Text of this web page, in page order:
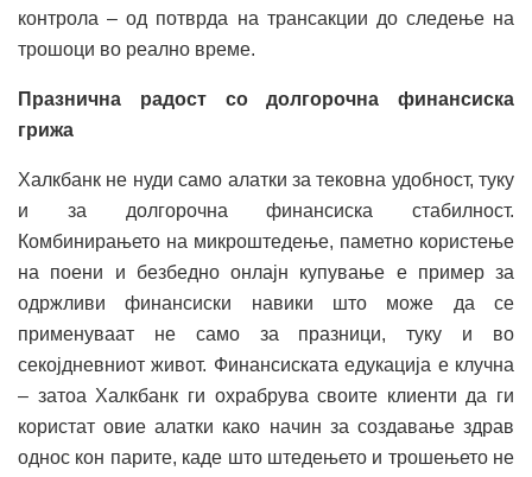
контрола – од потврда на трансакции до следење на
трошоци во реално време.
Празнична радост со долгорочна финансиска
грижа
Халкбанк не нуди само алатки за тековна удобност, туку
и за долгорочна финансиска стабилност.
Комбинирањето на микроштедење, паметно користење
на поени и безбедно онлајн купување е пример за
одржливи финансиски навики што може да се
применуваат не само за празници, туку и во
секојдневниот живот. Финансиската едукација е клучна
– затоа Халкбанк ги охрабрува своите клиенти да ги
користат овие алатки како начин за создавање здрав
однос кон парите, каде што штедењето и трошењето не